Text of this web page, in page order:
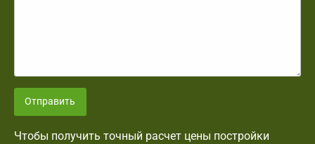
Отправить
Чтобы получить точный расчет цены постройки